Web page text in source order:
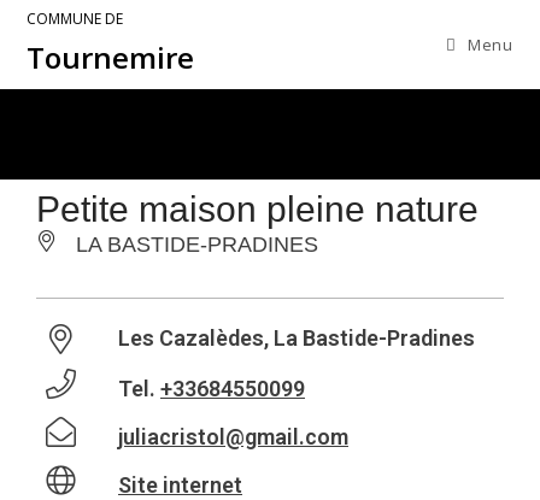
COMMUNE DE
Tournemire Menu
Petite maison pleine nature
LA BASTIDE-PRADINES
Les Cazalèdes, La Bastide-Pradines
Tel. +33684550099
juliacristol@gmail.com
Site internet